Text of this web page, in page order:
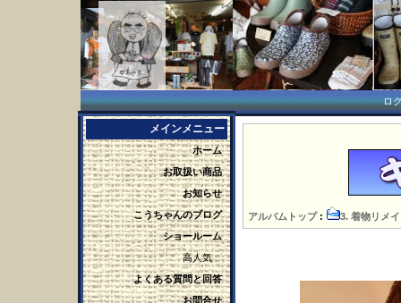
ロ
メインメニュー
ホーム
お取扱い商品
お知らせ
こうちゃんのブログ
ショールーム
高人気
よくある質問と回答
お問合せ
アルバムトップ: 3. 着物リメ